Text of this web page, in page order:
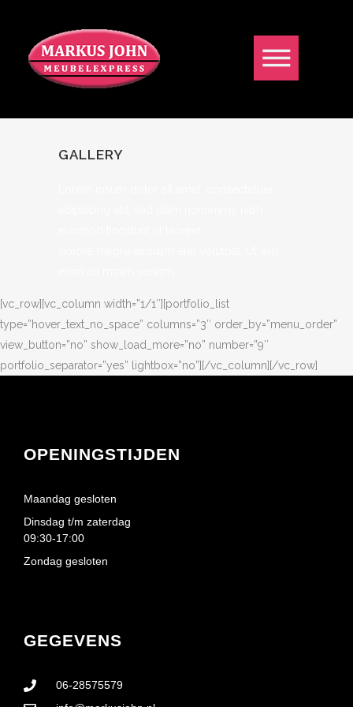
GALLERY
[vc_row][vc_column width=”1/1″][portfolio_list
type=”hover_text_no_space” columns=”3″ order_by=”menu_order”
view_button=”no” show_load_more=”no” number=”9″
portfolio_separator=”yes” lightbox=”no”][/vc_column][/vc_row]
GEGEVENS
06-28575579
OPENINGSTIJDEN
Maandag gesloten
Dinsdag t/m zaterdag
09:30-17:00
Zondag gesloten